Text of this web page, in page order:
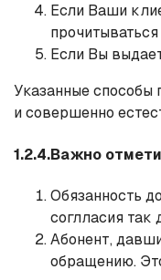
Если Ваши
Если Вы
Указанные способы
и совершенно
1.2.4.Важно
Обязанность
соглласия так
Абонент,
обращению.